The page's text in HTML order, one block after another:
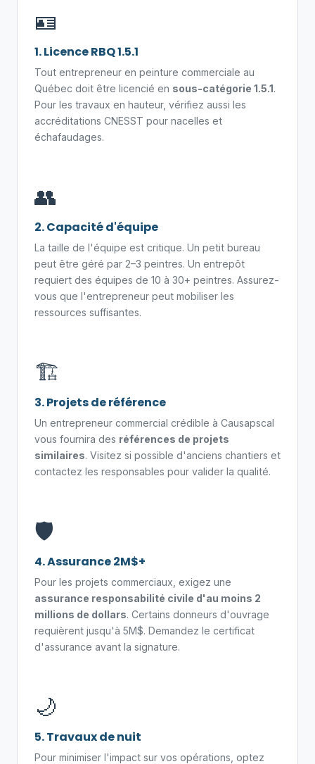
🪪
1. Licence RBQ 1.5.1
Tout entrepreneur en peinture commerciale au
Québec doit être licencié en sous-catégorie 1.5.1.
Pour les travaux en hauteur, vérifiez aussi les
accréditations CNESST pour nacelles et
échafaudages.
👥
2. Capacité d'équipe
La taille de l'équipe est critique. Un petit bureau
peut être géré par 2–3 peintres. Un entrepôt
requiert des équipes de 10 à 30+ peintres. Assurez-
vous que l'entrepreneur peut mobiliser les
ressources suffisantes.
🏗️
3. Projets de référence
Un entrepreneur commercial crédible à Causapscal
vous fournira des références de projets
similaires. Visitez si possible d'anciens chantiers et
contactez les responsables pour valider la qualité.
🛡️
4. Assurance 2M$+
Pour les projets commerciaux, exigez une
assurance responsabilité civile d'au moins 2
millions de dollars. Certains donneurs d'ouvrage
requièrent jusqu'à 5M$. Demandez le certificat
d'assurance avant la signature.
🌙
5. Travaux de nuit
Pour minimiser l'impact sur vos opérations, optez